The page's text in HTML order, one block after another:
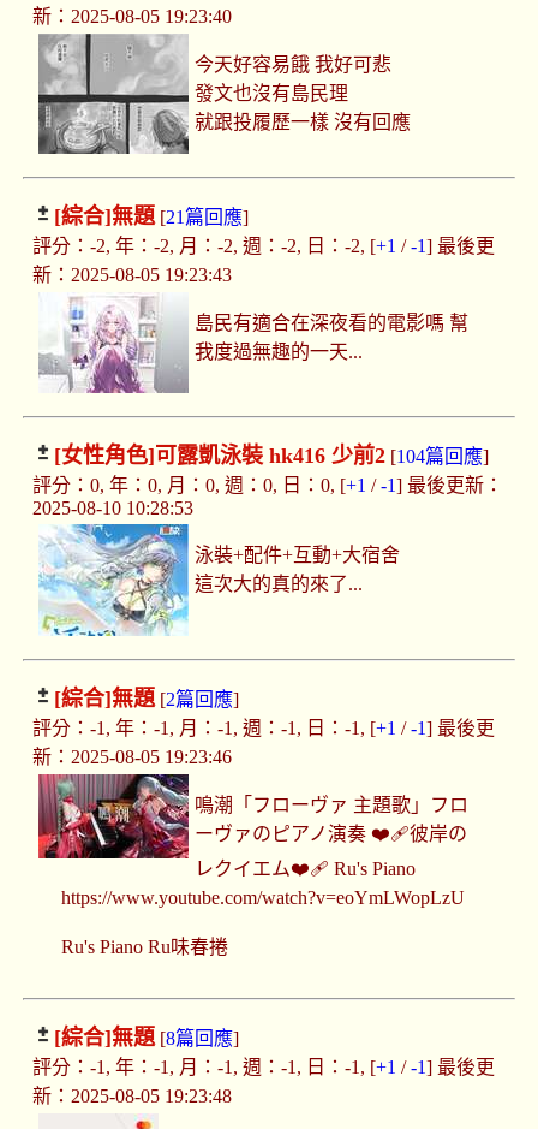
新：2025-08-05 19:23:40
今天好容易餓 我好可悲
發文也沒有島民理
就跟投履歷一樣 沒有回應
[綜合]無題[21篇回應]
評分：-2, 年：-2, 月：-2, 週：-2, 日：-2, [+1 /-1] 最後更
新：2025-08-05 19:23:43
島民有適合在深夜看的電影嗎 幫
我度過無趣的一天...
[女性角色]可露凱泳裝 hk416 少前2[104篇回應]
評分：0, 年：0, 月：0, 週：0, 日：0, [+1 /-1] 最後更新：
2025-08-10 10:28:53
泳裝+配件+互動+大宿舍
這次大的真的來了...
[綜合]無題[2篇回應]
評分：-1, 年：-1, 月：-1, 週：-1, 日：-1, [+1 /-1] 最後更
新：2025-08-05 19:23:46
鳴潮「フローヴァ 主題歌」フロ
ーヴァのピアノ演奏 ❤️‍🩹彼岸の
レクイエム❤️‍🩹 Ru's Piano
https://www.youtube.com/watch?v=eoYmLWopLzU
Ru's Piano Ru味春捲
[綜合]無題[8篇回應]
評分：-1, 年：-1, 月：-1, 週：-1, 日：-1, [+1 /-1] 最後更
新：2025-08-05 19:23:48